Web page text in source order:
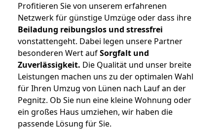
Profitieren Sie von unserem erfahrenen
Netzwerk für günstige Umzüge oder dass ihre
Beiladung reibungslos und stressfrei
vonstattengeht. Dabei legen unsere Partner
besonderen Wert aufSorgfalt und
Zuverlässigkeit. Die Qualität und unser breite
Leistungen machen uns zu der optimalen Wahl
für Ihren Umzug von Lünen nach Lauf an der
Pegnitz. Ob Sie nun eine kleine Wohnung oder
ein großes Haus umziehen, wir haben die
passende Lösung für Sie.